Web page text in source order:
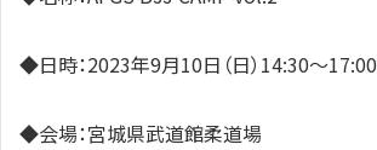
◆日時：2023年9月10日（日）14:30〜17:00
◆会場：宮城県武道館柔道場